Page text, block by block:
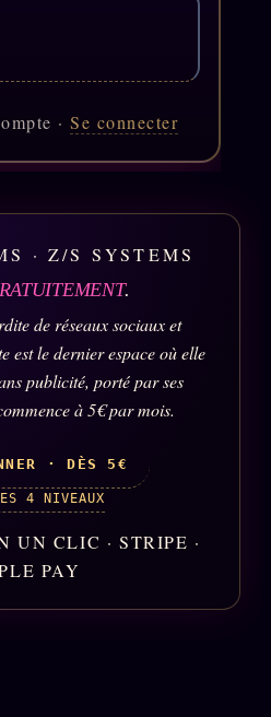
·Se connecter
· Z/S SYSTEMS
.
de réseaux sociaux et
est le dernier espace où elle
publicité, porté par ses
à 5€ par mois.
· DÈS 5€
4 NIVEAUX
UN CLIC · STRIPE ·
PAY